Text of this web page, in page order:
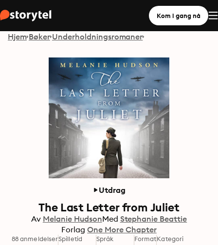
Kom i gang nå
Hjem Bøker Underholdningsromaner
Utdrag
The Last Letter from Juliet
Av Melanie HudsonMed Stephanie Beattie
Forlag One More Chapter
88 anmeldelserSpilletid Språk FormatKategori